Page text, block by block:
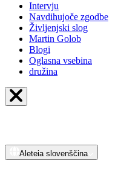
Intervju
Navdihujoče zgodbe
Življenjski slog
Martin Golob
Blogi
Oglasna vsebina
družina
Aleteia slovenščina